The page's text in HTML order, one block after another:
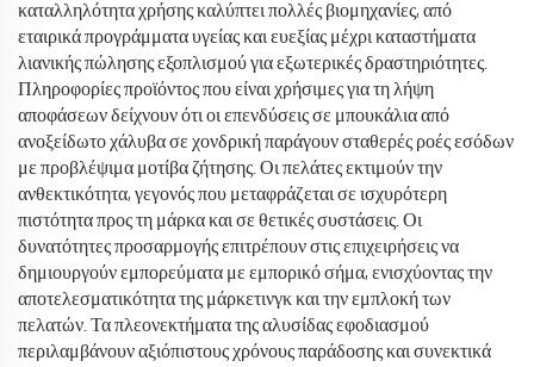
καταλληλότητα χρήσης καλύπτει πολλές βιομηχανίες, από
εταιρικά προγράμματα υγείας και ευεξίας μέχρι καταστήματα
λιανικής πώλησης εξοπλισμού για εξωτερικές δραστηριότητες.
Πληροφορίες προϊόντος που είναι χρήσιμες για τη λήψη
αποφάσεων δείχνουν ότι οι επενδύσεις σε μπουκάλια από
ανοξείδωτο χάλυβα σε χονδρική παράγουν σταθερές ροές εσόδων
με προβλέψιμα μοτίβα ζήτησης. Οι πελάτες εκτιμούν την
ανθεκτικότητα, γεγονός που μεταφράζεται σε ισχυρότερη
πιστότητα προς τη μάρκα και σε θετικές συστάσεις. Οι
δυνατότητες προσαρμογής επιτρέπουν στις επιχειρήσεις να
δημιουργούν εμπορεύματα με εμπορικό σήμα, ενισχύοντας την
αποτελεσματικότητα της μάρκετινγκ και την εμπλοκή των
πελατών. Τα πλεονεκτήματα της αλυσίδας εφοδιασμού
περιλαμβάνουν αξιόπιστους χρόνους παράδοσης και συνεκτικά